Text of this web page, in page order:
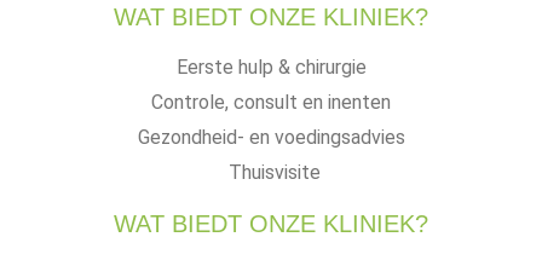
WAT BIEDT ONZE KLINIEK?
Eerste hulp & chirurgie
Controle, consult en inenten
Gezondheid- en voedingsadvies
Thuisvisite
WAT BIEDT ONZE KLINIEK?